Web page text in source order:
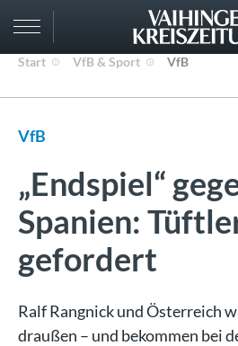
Start VfB & Sport VfB
VfB
„Endspiel“
Spanien:
gefordert
Ralf Rangnick und Österreich
draußen – und bekommen bei